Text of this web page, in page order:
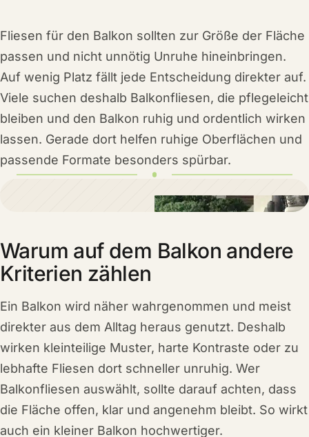
Fliesen für den Balkon sollten zur Größe der Fläche
passen und nicht unnötig Unruhe hineinbringen.
Auf wenig Platz fällt jede Entscheidung direkter auf.
Viele suchen deshalb Balkonfliesen, die pflegeleicht
bleiben und den Balkon ruhig und ordentlich wirken
lassen. Gerade dort helfen ruhige Oberflächen und
passende Formate besonders spürbar.
Warum auf dem Balkon andere
Kriterien zählen
Ein Balkon wird näher wahrgenommen und meist
direkter aus dem Alltag heraus genutzt. Deshalb
wirken kleinteilige Muster, harte Kontraste oder zu
lebhafte Fliesen dort schneller unruhig. Wer
Balkonfliesen auswählt, sollte darauf achten, dass
die Fläche offen, klar und angenehm bleibt. So wirkt
auch ein kleiner Balkon hochwertiger.